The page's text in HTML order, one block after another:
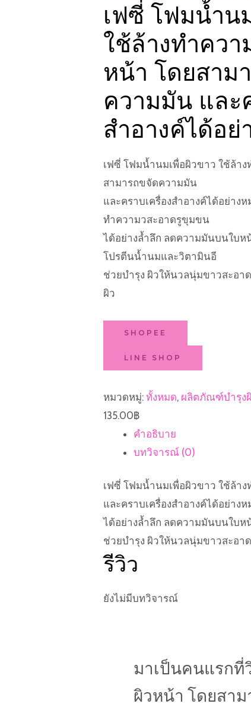
เฟซี่ โฟมน้ำน
ใช้ล้างทำควา
หน้า โดยสาม
ความมัน และ
สำอางค์ได้อย่
เฟซี่ โฟมน้ำนมเพื่อผิวขาว ใช้ล้า
สามารถขจัดความมัน
และคราบเครื่องสำอางค์ได้อย่าง
ทำความวสะอาดรูขุมขน
ได้อย่างล้ำลึก ลดความมันบนใบห
โปรตีนน้ำนมและวิตามินอี
ช่วยบำรุง ผิวให้นวลนุ่มขาวสะอา
ผิว
SHOPEE
LINE SHOP
หมวดหมู่: ทั้งหมด, ผลิตภัณฑ์บำรุง
135.00฿
คำอธิบาย
บทวิจารณ์ (0)
เฟซี่ โฟมน้ำนมเพื่อผิวขาว ใช้ล้า
และคราบเครื่องสำอางค์ได้อย่า
ได้อย่างล้ำลึก ลดความมันบนใบ
ช่วยบำรุง ผิวให้นวลนุ่มขาวสะอา
รีวิว
ยังไม่มีบทวิจารณ์
มาเป็นคนแรกที่
ผิวหน้า โดยสา